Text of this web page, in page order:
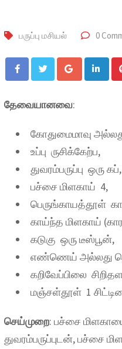
பருப்பு மசியல் 0
தேவையானவை:
கோதுமைமாவு
உப்பு ருசிக்கேற்ப,
துவரம்பருப்பு ஒரு கப்,
பச்சை மிளகாய் 4,
பெருங்காயத்தூள்
காய்ந்த மிளகாய்
கடுகு ஒரு டீஸ்பூன்,
எண்ணெய் அல்லது
கறிவேப்பிலை
மஞ்சள்தூள் 1
செய்முறை: பச்சை
துவரம்பருப்புடன், பச்சை